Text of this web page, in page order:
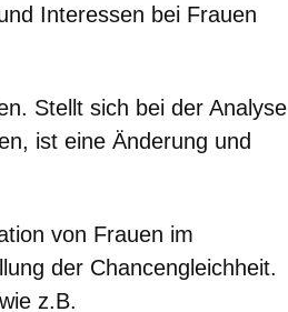
Interessen bei Frauen
Stellt sich bei der Analyse
ist eine Änderung und
von Frauen im
der Chancengleichheit.
z.B.